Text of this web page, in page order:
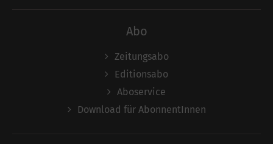
Abo
Zeitungsabo
Editionsabo
Aboservice
Download für AbonnentInnen